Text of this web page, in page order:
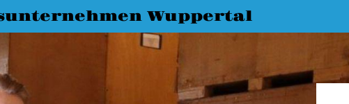
Wuppertal